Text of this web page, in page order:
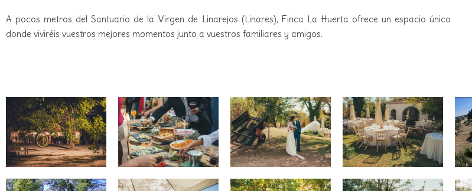
A pocos metros del Santuario de la Virgen de Linarejos (Linares), Finca La Huerta ofrece un espacio único
donde viviréis vuestros mejores momentos junto a vuestros familiares y amigos.